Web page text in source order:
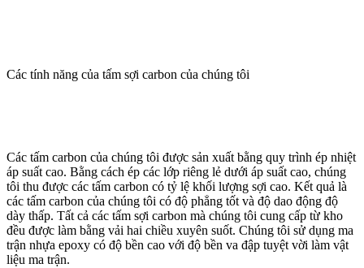
Các tính năng của tấm sợi carbon của chúng tôi
Các tấm carbon của chúng tôi được sản xuất bằng quy trình ép nhiệt
áp suất cao. Bằng cách ép các lớp riêng lẻ dưới áp suất cao, chúng
tôi thu được các tấm carbon có tỷ lệ khối lượng sợi cao. Kết quả là
các tấm carbon của chúng tôi có độ phẳng tốt và độ dao động độ
dày thấp. Tất cả các tấm sợi carbon mà chúng tôi cung cấp từ kho
đều được làm bằng vải hai chiều xuyên suốt. Chúng tôi sử dụng ma
trận nhựa epoxy có độ bền cao với độ bền va đập tuyệt vời làm vật
liệu ma trận.